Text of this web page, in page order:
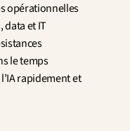
opérationnelles
et IT
le temps
rapidement et